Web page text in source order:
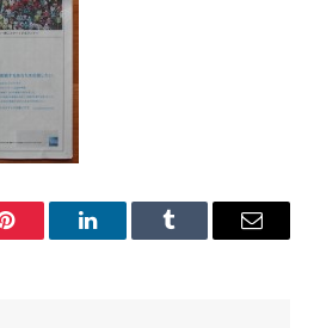
Pinterest LinkedInTumblr Email